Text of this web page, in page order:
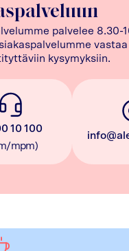
palvelee 8.30-
kysymyksiin.
10 100
mpm)